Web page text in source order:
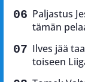
Paljastus
tämän
Ilves jää
toiseen